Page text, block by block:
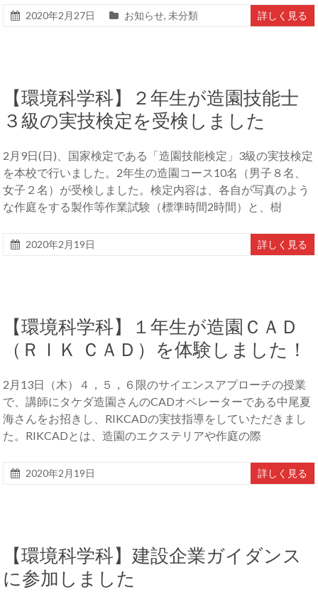
2020年2月27日 お知らせ, 未分類 詳しく見る
【環境科学科】２年生が造園技能士
３級の実技検定を受検しました
2月9日(日)、国家検定である「造園技能検定」3級の実技検定
を本校で行いました。2年生の造園コース10名（男子８名、
女子２名）が受検しました。検定内容は、各自が写真のよう
な作庭をする製作等作業試験（標準時間2時間）と、樹
2020年2月19日 詳しく見る
【環境科学科】１年生が造園ＣＡＤ
（ＲＩＫ ＣＡＤ）を体験しました！
2月13日（木）４，５，６限のサイエンスアプローチの授業
で、講師にタケダ造園さんのCADオペレーターである中尾夏
海さんをお招きし、RIKCADの実技指導をしていただきまし
た。RIKCADとは、造園のエクステリアや作庭の際
2020年2月19日 詳しく見る
【環境科学科】建設企業ガイダンス
に参加しました